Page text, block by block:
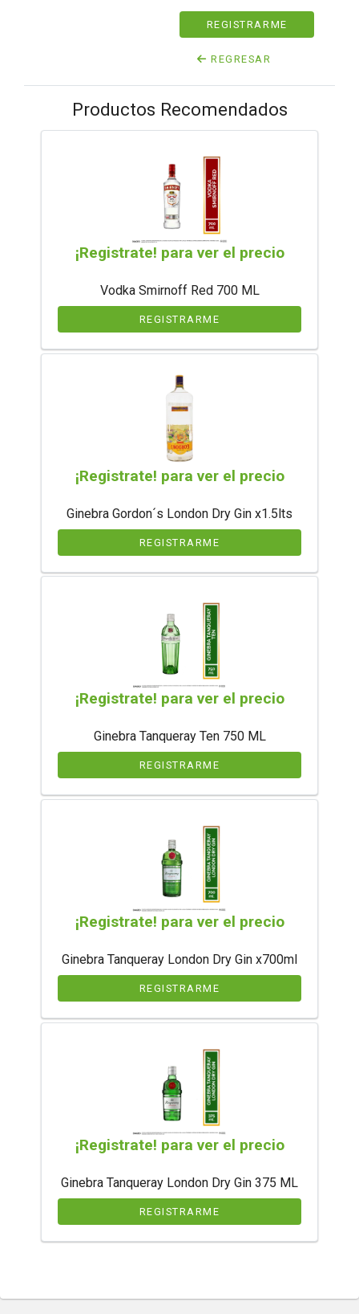
REGISTRARME
REGRESAR
Productos Recomendados
¡Registrate! para ver el precio
Vodka Smirnoff Red 700 ML
REGISTRARME
¡Registrate! para ver el precio
Ginebra Gordon´s London Dry Gin x1.5lts
REGISTRARME
¡Registrate! para ver el precio
Ginebra Tanqueray Ten 750 ML
REGISTRARME
¡Registrate! para ver el precio
Ginebra Tanqueray London Dry Gin x700ml
REGISTRARME
¡Registrate! para ver el precio
Ginebra Tanqueray London Dry Gin 375 ML
REGISTRARME